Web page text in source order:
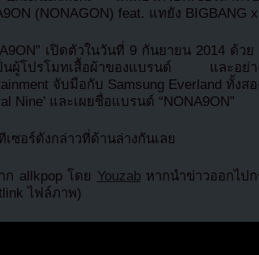
(NONAGON) feat. แทยัง BIGBANG
เปิดตัวในวันที่ 9 กันยายน 2014 ด้วย
นผู้โปรโมทเสื้อผ้าของแบรนด์ และอ
จับมือกับ Samsung Everland ทั้ง
Nine’ และเผยชื่อแบรนด์ “NONA9ON”
ซอร์ดังกล่าวที่ด้านล่างกันเลย
ก allkpop โดย Youzabหากนำข่าวออกไป
ไฟล์ภาพ)